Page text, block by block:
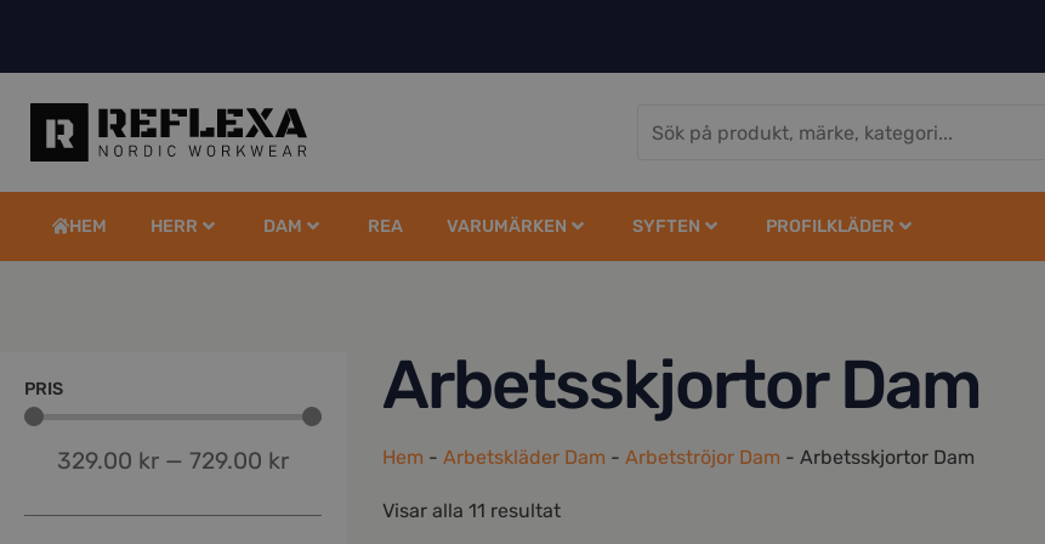
HEM HERR DAM REA VARUMÄRKEN SYFTEN PROFILKLÄDER
PRIS
329.00 kr — 729.00 kr
Arbetsskjortor Dam
Hem - Arbetskläder Dam - Arbetströjor Dam - Arbetsskjortor Dam
Visar alla 11 resultat